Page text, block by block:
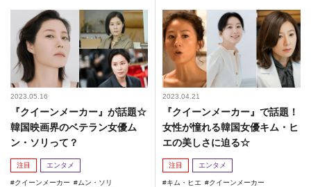
2023.05.16
『クイーンメーカー』が話題☆
韓国映画界のベテラン女優ム
ン・ソリって？
注目 エンタメ
クイーンメーカー
ムン・ソリ
2023.04.21
『クイーンメーカー』で話題！
女性が憧れる韓国女優キム・ヒ
エの美しさに迫る☆
注目 エンタメ
キム・ヒエ
クイーンメーカー